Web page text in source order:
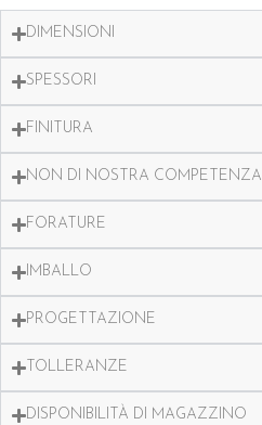
DIMENSIONI
SPESSORI
FINITURA
NON DI NOSTRA COMPETENZA
FORATURE
IMBALLO
PROGETTAZIONE
TOLLERANZE
DISPONIBILITÀ DI MAGAZZINO